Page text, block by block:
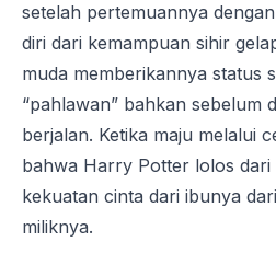
setelah pertemuannya
diri dari kemampuan sihir
muda memberikannya status
“pahlawan” bahkan sebelum
berjalan. Ketika maju melalui
bahwa Harry Potter lolos
kekuatan cinta dari ibunya
miliknya.